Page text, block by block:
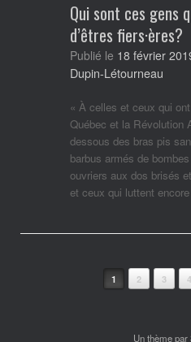
Qui sont ces gens
d’êtres fiers·ères?
Publié le 18 février
Dupin-Létourneau
« À celles et ceux qui
Québec et la Révolution
dessous des bras pis
barbus armés de
ouvriers aux dos brisés
et ceux qui luttent
1 2 3 4
Un thème par